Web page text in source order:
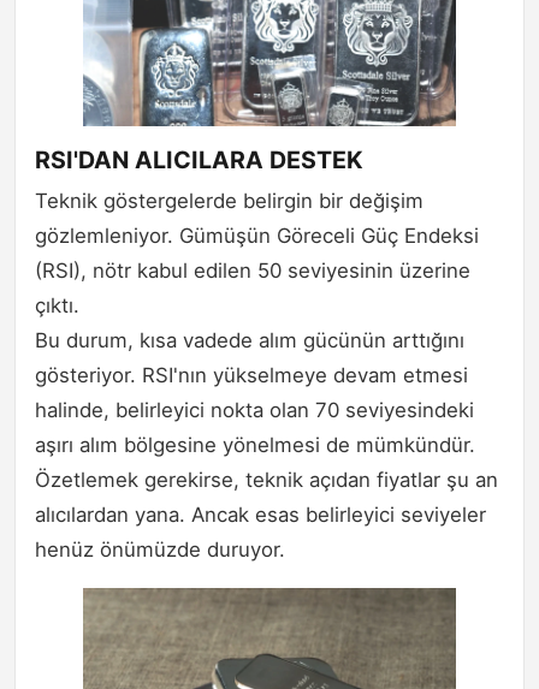
RSI'DAN ALICILARA DESTEK
Teknik göstergelerde belirgin bir değişim
gözlemleniyor. Gümüşün Göreceli Güç Endeksi
(RSI), nötr kabul edilen 50 seviyesinin üzerine
çıktı.
Bu durum, kısa vadede alım gücünün arttığını
gösteriyor. RSI'nın yükselmeye devam etmesi
halinde, belirleyici nokta olan 70 seviyesindeki
aşırı alım bölgesine yönelmesi de mümkündür.
Özetlemek gerekirse, teknik açıdan fiyatlar şu an
alıcılardan yana. Ancak esas belirleyici seviyeler
henüz önümüzde duruyor.